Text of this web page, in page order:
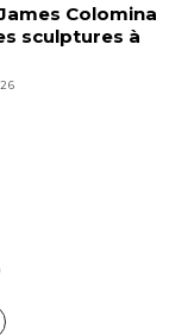
Colomina
sculptures à